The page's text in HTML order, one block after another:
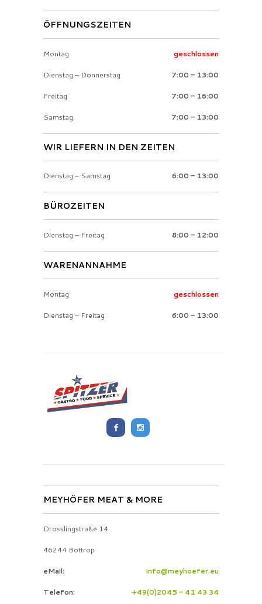
ÖFFNUNGSZEITEN
Montag geschlossen
Dienstag – Donnerstag 7:00 – 13:00
Freitag 7:00 – 16:00
Samstag 7:00 – 13:00
WIR LIEFERN IN DEN ZEITEN
Dienstag – Samstag 6:00 – 13:00
BÜROZEITEN
Dienstag – Freitag 8:00 – 12:00
WARENANNAHME
Montag geschlossen
Dienstag – Freitag 6:00 – 13:00
MEYHÖFER MEAT & MORE
Drosslingstraße 14
46244 Bottrop
eMail: info@meyhoefer.eu
Telefon: +49(0)2045 – 41 43 34